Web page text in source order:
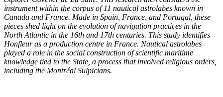
instrument within the corpus of 11 nautical astrolabes known in
Canada and France. Made in Spain, France, and Portugal, these
pieces shed light on the evolution of navigation practices in the
North Atlantic in the 16th and 17th centuries. This study identifies
Honfleur as a production centre in France. Nautical astrolabes
played a role in the social construction of scientific maritime
knowledge tied to the State, a process that involved religious orders,
including the Montréal Sulpicians.